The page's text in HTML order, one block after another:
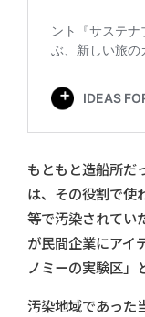
もともと造船所だ
は、その役割で使
等で汚染されてい
が民間企業にアイ
ノミーの実験区」
汚染地域であった